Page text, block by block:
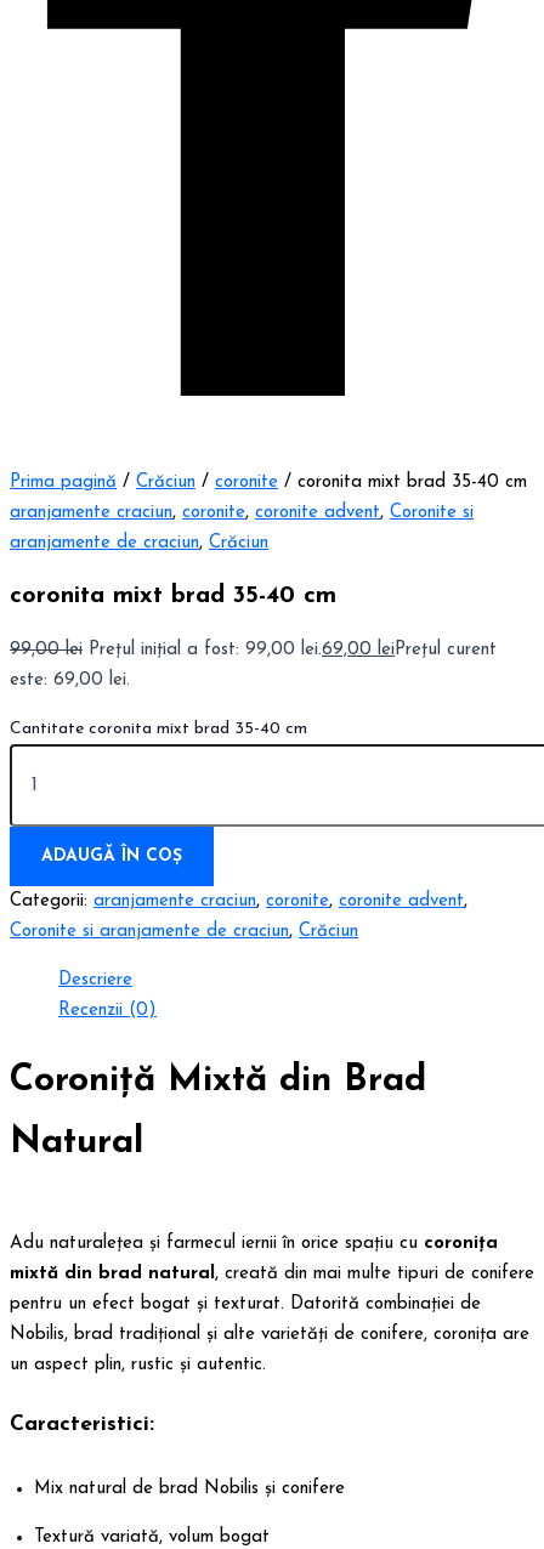
Prima pagină / Crăciun / coronite / coronita mixt brad 35-40 cm
aranjamente craciun, coronite, coronite advent, Coronite si
aranjamente de craciun, Crăciun
coronita mixt brad 35-40 cm
99,00lei Prețul inițial a fost: 99,00 lei.69,00 lei Prețul curent
este: 69,00 lei.
Cantitate coronita mixt brad 35-40 cm
ADAUGĂ ÎN COȘ
Categorii: aranjamente craciun, coronite, coronite advent,
Coronite si aranjamente de craciun, Crăciun
Descriere
Recenzii (0)
Coroniță Mixtă din Brad
Natural
Adu naturalețea și farmecul iernii în orice spațiu cu coronița
mixtă din brad natural , creată din mai multe tipuri de conifere
pentru un efect bogat și texturat. Datorită combinației de
Nobilis, brad tradițional și alte varietăți de conifere, coronița are
un aspect plin, rustic și autentic.
Caracteristici:
Mix natural de brad Nobilis și conifere
Textură variată, volum bogat